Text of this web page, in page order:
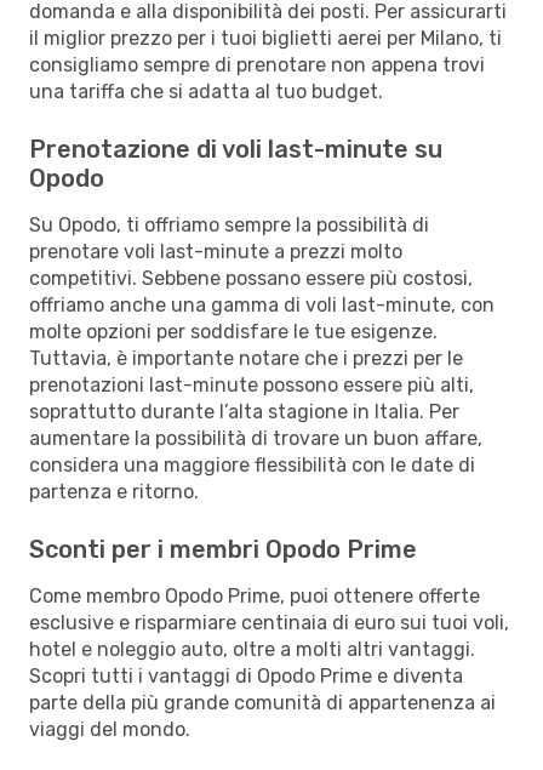
domanda e alla disponibilità dei posti. Per assicurarti
il miglior prezzo per i tuoi biglietti aerei per Milano, ti
consigliamo sempre di prenotare non appena trovi
una tariffa che si adatta al tuo budget.
Prenotazione di voli last-minute su
Opodo
Su Opodo, ti offriamo sempre la possibilità di
prenotare voli last-minute a prezzi molto
competitivi. Sebbene possano essere più costosi,
offriamo anche una gamma di voli last-minute, con
molte opzioni per soddisfare le tue esigenze.
Tuttavia, è importante notare che i prezzi per le
prenotazioni last-minute possono essere più alti,
soprattutto durante l’alta stagione in Italia. Per
aumentare la possibilità di trovare un buon affare,
considera una maggiore flessibilità con le date di
partenza e ritorno.
Sconti per i membri Opodo Prime
Come membro Opodo Prime, puoi ottenere offerte
esclusive e risparmiare centinaia di euro sui tuoi voli,
hotel e noleggio auto, oltre a molti altri vantaggi.
Scopri tutti i vantaggi di Opodo Prime e diventa
parte della più grande comunità di appartenenza ai
viaggi del mondo.